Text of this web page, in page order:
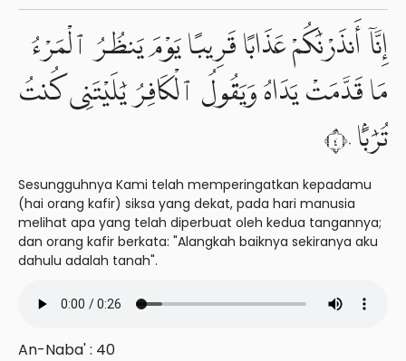
إِنَّآ أَنذَرْنَٰكُمْ عَذَابًا قَرِيبًا يَوْمَ يَنظُرُ ٱلْمَرْءُ
مَا قَدَّمَتْ يَدَاهُ وَيَقُولُ ٱلْكَافِرُ يَٰلَيْتَنِى كُنتُ
تُرَٰبًۢا ٤٠
Sesungguhnya Kami telah memperingatkan kepadamu
(hai orang kafir) siksa yang dekat, pada hari manusia
melihat apa yang telah diperbuat oleh kedua tangannya;
dan orang kafir berkata: "Alangkah baiknya sekiranya aku
dahulu adalah tanah".
An-Naba' : 40